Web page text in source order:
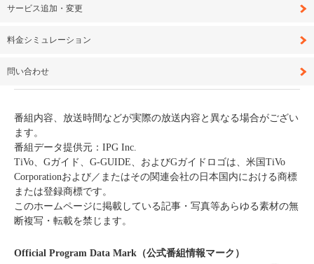
サービス追加・変更
料金シミュレーション
問い合わせ
番組内容、放送時間などが実際の放送内容と異なる場合がござい
ます。
番組データ提供元：IPG Inc.
TiVo、Gガイド、G-GUIDE、およびGガイドロゴは、米国TiVo
Corporationおよび／またはその関連会社の日本国内における商標
または登録商標です。
このホームページに掲載している記事・写真等あらゆる素材の無
断複写・転載を禁じます。
Official Program Data Mark（公式番組情報マーク）